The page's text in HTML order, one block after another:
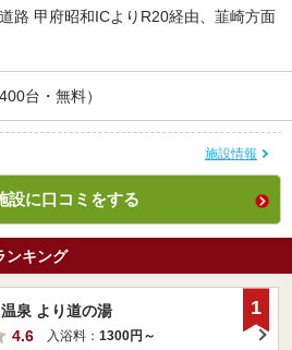
路 甲府昭和ICよりR20経由、韮崎方面
台・無料）
施設情報
設に口コミをする
ンキング
泉 より道の湯
4.6
入浴料： 1300円～
1